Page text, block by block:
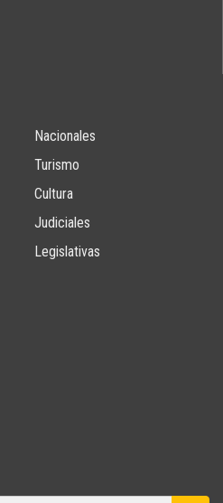
Nacionales
Turismo
Cultura
Judiciales
Legislativas